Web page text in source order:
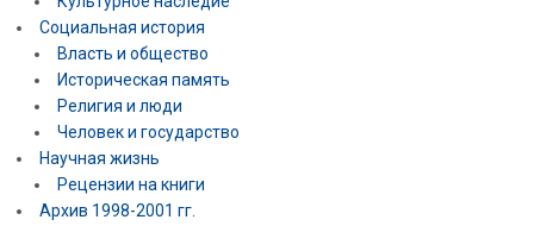
Социальная история
Власть и общество
Историческая память
Религия и люди
Человек и государство
Научная жизнь
Рецензии на книги
Архив 1998-2001 гг.